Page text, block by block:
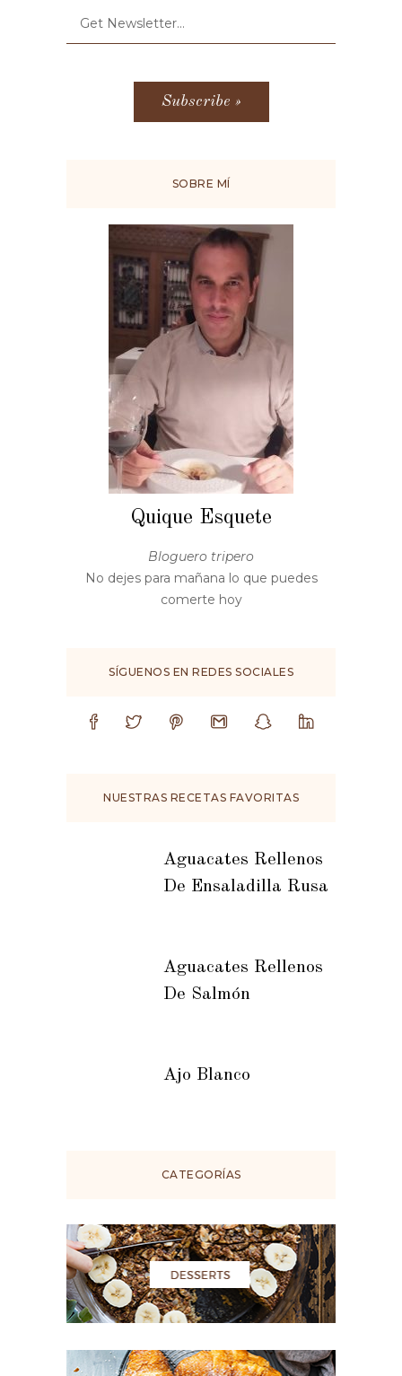
SOBRE MÍ
Quique Esquete
Bloguero tripero
No dejes para mañana lo que puedes
comerte hoy
SÍGUENOS EN REDES SOCIALES
NUESTRAS RECETAS FAVORITAS
Aguacates Rellenos
De Ensaladilla Rusa
Aguacates Rellenos
De Salmón
Ajo Blanco
CATEGORÍAS